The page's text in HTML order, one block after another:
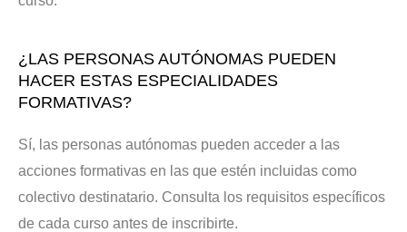
¿LAS PERSONAS AUTÓNOMAS PUEDEN
HACER ESTAS ESPECIALIDADES
FORMATIVAS?
Sí, las personas autónomas pueden acceder a las
acciones formativas en las que estén incluidas como
colectivo destinatario. Consulta los requisitos específicos
de cada curso antes de inscribirte.